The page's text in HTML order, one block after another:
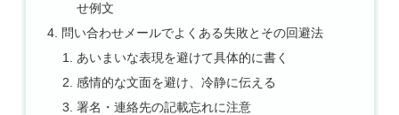
せ例文
問い合わせメールでよくある失敗とその回避法
あいまいな表現を避けて具体的に書く
感情的な文面を避け、冷静に伝える
署名・連絡先の記載忘れに注意